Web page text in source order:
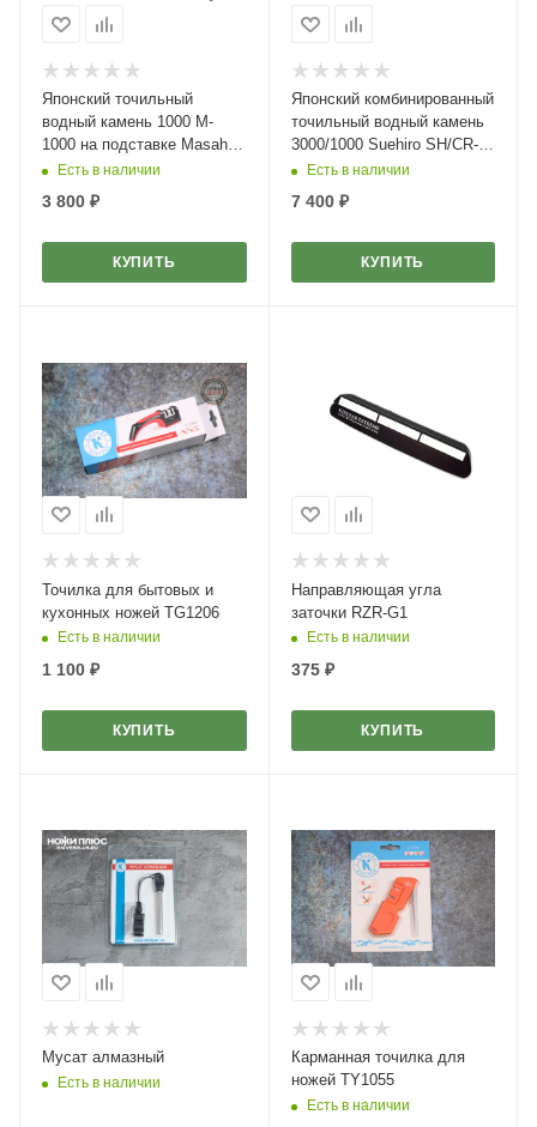
Японский точильный
водный камень 1000 M-
1000 на подставке Masahiro
40153
Есть в наличии
3 800 ₽
КУПИТЬ
Японский комбинированный
точильный водный камень
3000/1000 Suehiro SH/CR-
3800Есть в наличии
7 400₽
КУПИТЬ
Точилка для бытовых и
кухонных ножей TG1206
Есть в наличии
1 100 ₽
КУПИТЬ
Направляющая угла
заточки RZR-G1
Есть в наличии
375₽
КУПИТЬ
Мусат алмазный
Есть в наличии
Карманная точилка для
ножей TY1055
Есть в наличии